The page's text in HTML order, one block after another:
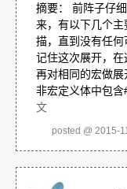
摘要： 前阵子仔
来，有以下几个
描，直到没有任
记住这次展开，
再对相同的宏做
非宏定义体中包
文
posted @ 2015-